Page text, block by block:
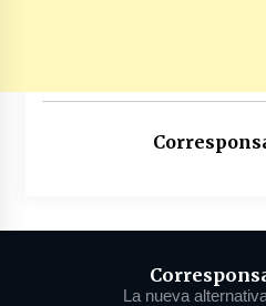
La nueva